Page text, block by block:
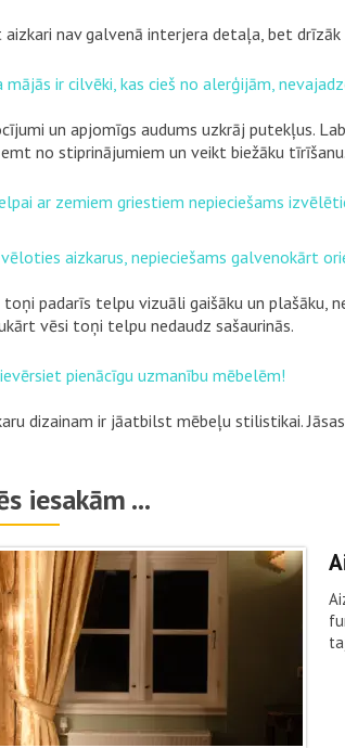
aizkari nav galvenā interjera detaļa, bet
mājās ir cilvēki, kas cieš no alerģijām,
un apjomīgs audums uzkrāj putekļus.
no stiprinājumiem un veikt biežāku tīrīšanu.
ar zemiem griestiem nepieciešams
aizkarus, nepieciešams galvenokārt
padarīs telpu vizuāli gaišāku un plašāku,
vēsi toņi telpu nedaudz sašaurinās.
pienācīgu uzmanību mēbelēm!
dizainam ir jāatbilst mēbeļu stilistikai.
iesakām ...